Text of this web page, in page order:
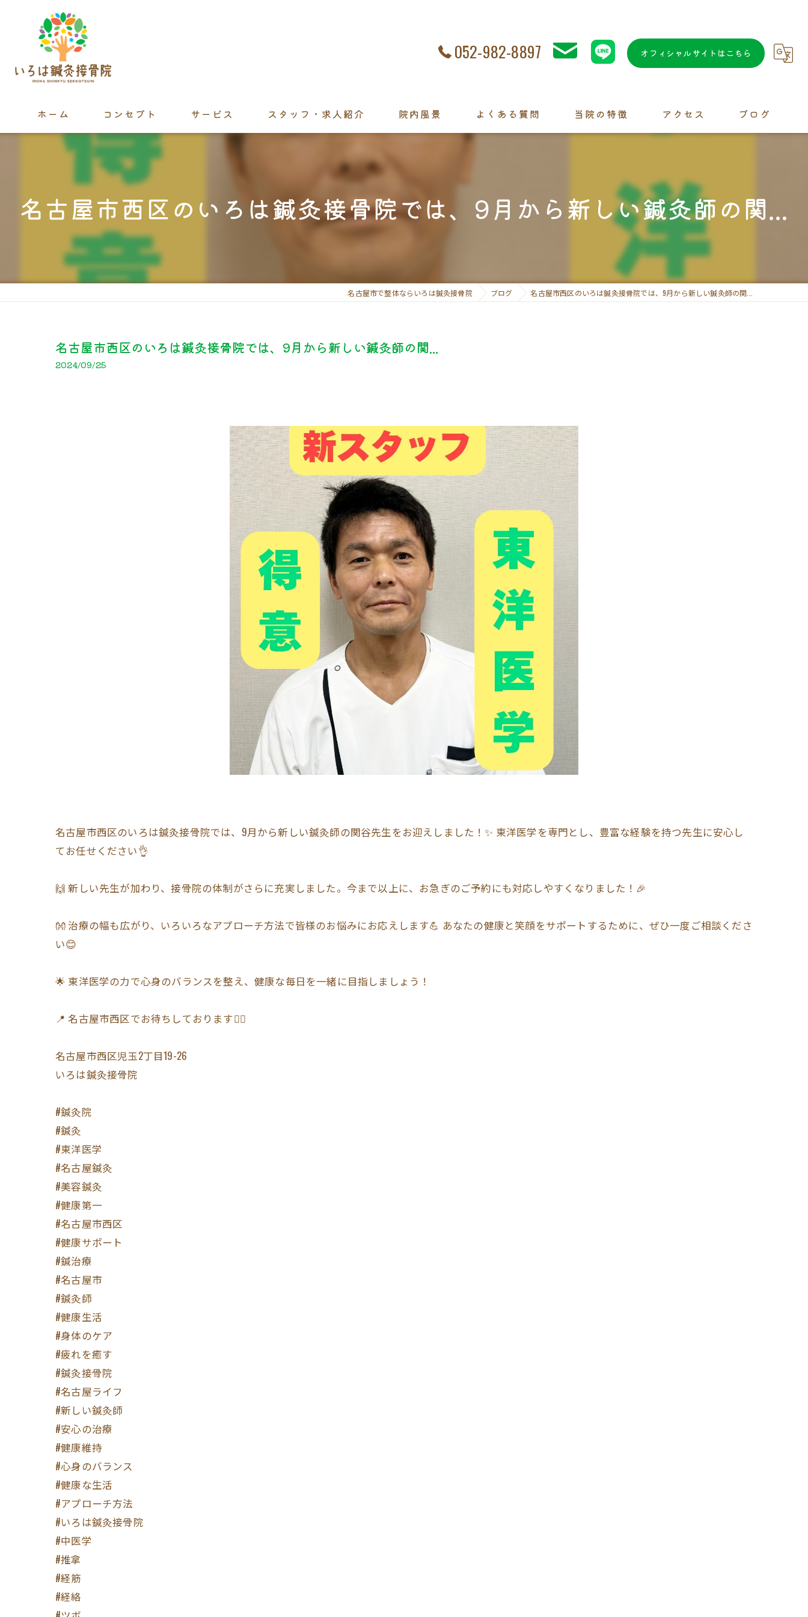
052-982-8897 オフィシャルサイトはこちら
ホーム コンセプト サービス スタッフ・求人紹介 院内風景 よくある質問 当院の特徴
カイロプラクティック
アクセス ブログ
名古屋市西区のいろは鍼灸接骨院では、9月から新しい鍼灸師の関...
名古屋市で整体ならいろは鍼灸接骨院 ブログ 名古屋市西区のいろは鍼灸接骨院では、9月から新しい鍼灸師の関...
名古屋市西区のいろは鍼灸接骨院では、9月から新しい鍼灸師の関...
2024/09/25
名古屋市西区のいろは鍼灸接骨院では、9月から新しい鍼灸師の関谷先生をお迎えしました！✨ 東洋医学を専門とし、豊富な経験を持つ先生に安心し
てお任せください👌
🙌 新しい先生が加わり、接骨院の体制がさらに充実しました。今まで以上に、お急ぎのご予約にも対応しやすくなりました！🎉
👐 治療の幅も広がり、いろいろなアプローチ方法で皆様のお悩みにお応えします💪 あなたの健康と笑顔をサポートするために、ぜひ一度ご相談くださ
い😊
🌟 東洋医学の力で心身のバランスを整え、健康な毎日を一緒に目指しましょう！
📍 名古屋市西区でお待ちしております🏃‍♂️
名古屋市西区児玉2丁目19-26
いろは鍼灸接骨院
#鍼灸院
#鍼灸
#東洋医学
#名古屋鍼灸
#美容鍼灸
#健康第一
#名古屋市西区
#健康サポート
#鍼治療
#名古屋市
#鍼灸師
#健康生活
#身体のケア
#疲れを癒す
#鍼灸接骨院
#名古屋ライフ
#新しい鍼灸師
#安心の治療
#健康維持
#心身のバランス
#健康な生活
#アプローチ方法
#いろは鍼灸接骨院
#中医学
#推拿
#経筋
#経絡